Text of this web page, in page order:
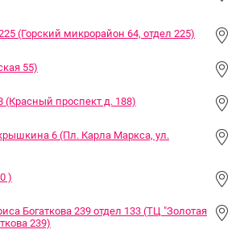
(Горский микрорайон 64, отдел 225)
55)
(Красный проспект д. 188)
6 (Пл. Карла Маркса, ул.
)
Богаткова 239 отдел 133 (ТЦ "Золотая
239)